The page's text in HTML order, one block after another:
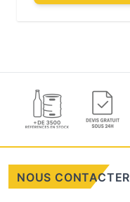
NOUS CONTACTER